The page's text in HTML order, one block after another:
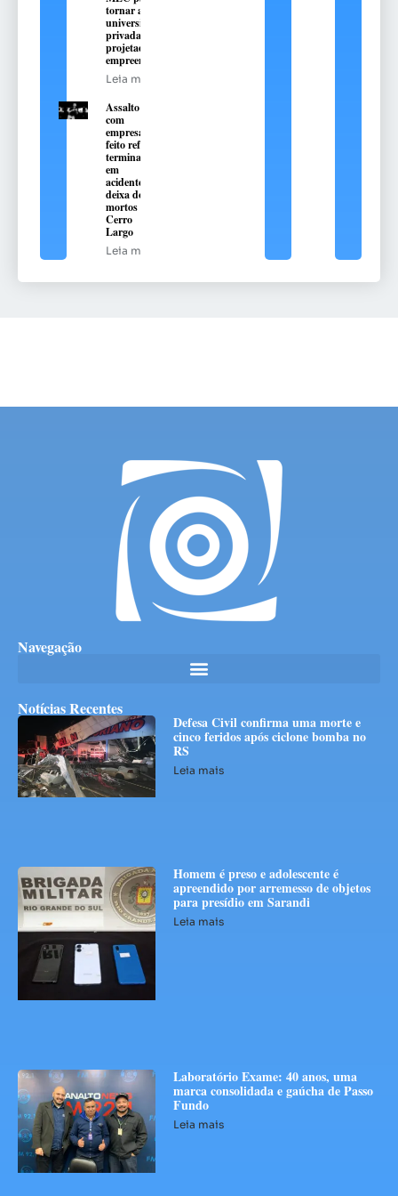
tornar a primeira
universidade
privada do RS
projetada para o
empreendedorismo
Leia mais
Assalto
com
empresário
feito refém
termina
em
acidente e
deixa dois
mortos em
Cerro
Largo
Leia mais
Navegação
Notícias Recentes
Defesa Civil confirma uma morte e
cinco feridos após ciclone bomba no
RS
Leia mais
Homem é preso e adolescente é
apreendido por arremesso de objetos
para presídio em Sarandi
Leia mais
Laboratório Exame: 40 anos, uma
marca consolidada e gaúcha de Passo
Fundo
Leia mais